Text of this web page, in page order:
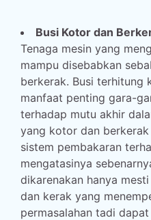
Busi Kotor dan
Tenaga mesin yang
mampu disebabkan
berkerak. Busi terhitung
manfaat penting gara-
terhadap mutu akhir
yang kotor dan
sistem pembakaran
mengatasinya
dikarenakan hanya
dan kerak yang
permasalahan tadi